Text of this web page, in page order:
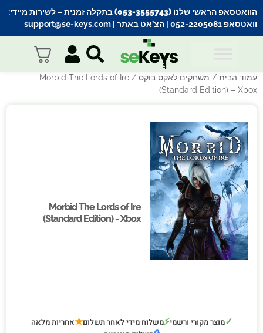
הוואטסאפ הראשי שלנו (053-3555743) בתקלה זמנית
– לשירות מיידי:
וואטסאפ 052-2205081
| הצ’אט באתר | support@se-keys.com
עמוד הבית / משחקים לאקס בוקס
/ Morbid The Lords of Ire
(Standard Edition) – Xbox
Morbid The Lords of Ire
(Standard Edition) - Xbox
Morbid The Lords of Ire
(Standard Edition) - Xbox
✓מוצר מקורי ורשמי⚡משלוח מידי לאחר תשלום★אחריות מלאה